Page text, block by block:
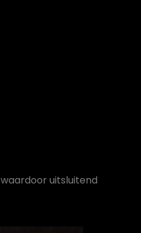
waardoor uitsluitend